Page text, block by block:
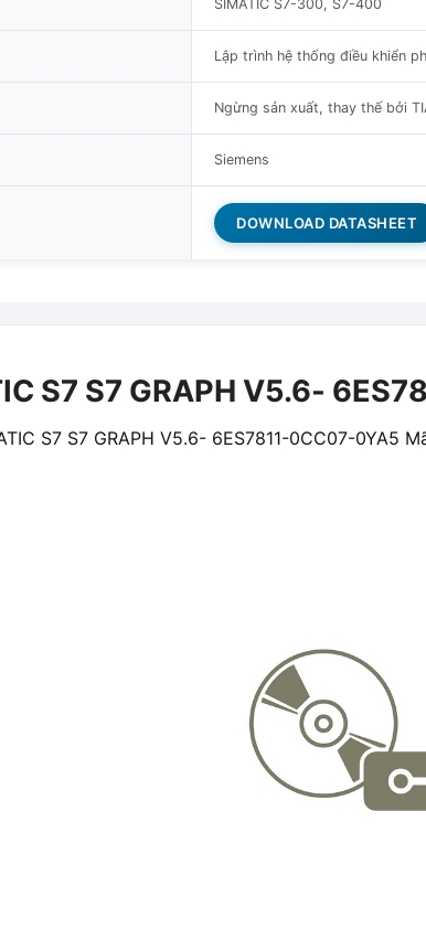
SIMATIC S7-300, S7-400
Lập trình hệ thống điều khiển
Ngừng sản xuất, thay thế bởi
Siemens
DOWNLOAD DATASHEET
S7 S7 GRAPH V5.6-
S7 S7 GRAPH V5.6- 6ES7811-0CC07-0YA5